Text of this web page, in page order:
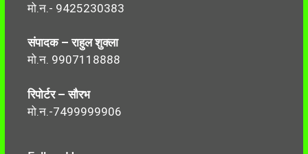
मो.न.- 9425230383
संपादक – राहुल शुक्ला
मो.न. 9907118888
रिपोर्टर – सौरभ
मो.न.-7499999906